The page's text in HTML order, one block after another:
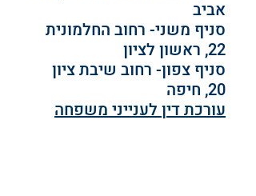
אביב
סניף משני- רחוב החלמונית
22, ראשון לציון
סניף צפון- רחוב שיבת ציון
20, חיפה
עורכת דין לענייני משפחה